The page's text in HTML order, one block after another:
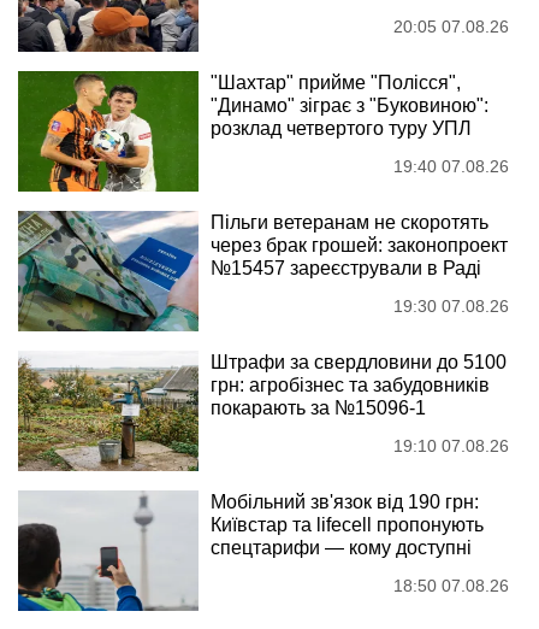
20:05 07.08.26
"Шахтар" прийме "Полісся",
"Динамо" зіграє з "Буковиною":
розклад четвертого туру УПЛ
19:40 07.08.26
Пільги ветеранам не скоротять
через брак грошей: законопроект
№15457 зареєстрували в Раді
19:30 07.08.26
Штрафи за свердловини до 5100
грн: агробізнес та забудовників
покарають за №15096-1
19:10 07.08.26
Мобільний зв'язок від 190 грн:
Київстар та lifecell пропонують
спецтарифи — кому доступні
18:50 07.08.26